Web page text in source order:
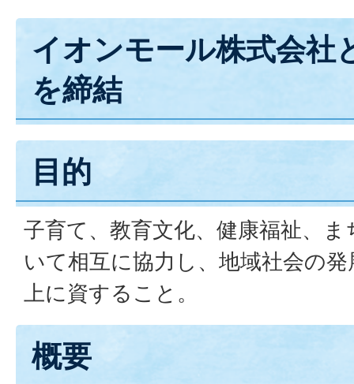
イオンモール株式会社
を締結
目的
子育て、教育文化、健康福祉、
いて相互に協力し、地域社会の
上に資すること。
概要